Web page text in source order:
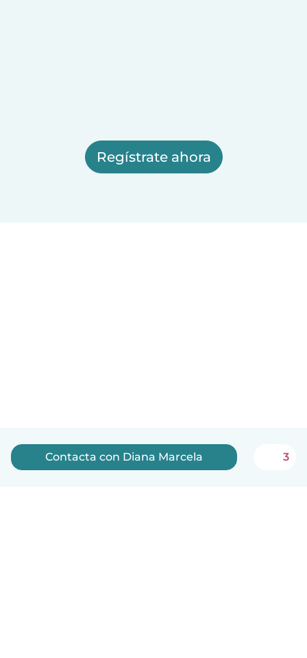
Regístrate ahora
Contacta con Diana Marcela 3